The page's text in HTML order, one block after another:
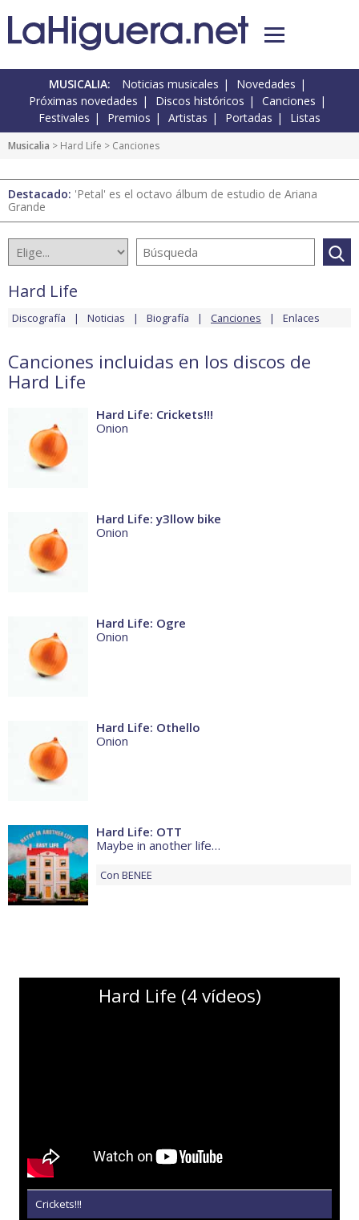
MUSICALIA: Noticias musicales
Novedades
Próximas novedades
Discos históricos
Canciones
Festivales
Premios Artistas Portadas Listas
Musicalia > Hard Life > Canciones
Destacado: 'Petal' es el octavo álbum de estudio de Ariana
Grande
Hard Life
Discografía Noticias Biografía Canciones Enlaces
Canciones incluidas en los discos de
Hard Life
Hard Life: Crickets!!!
Onion
Hard Life: y3llow bike
Onion
Hard Life: Ogre
Onion
Hard Life: Othello
Onion
Hard Life: OTT
Maybe in another life…
Con BENEE
Hard Life (4 vídeos)
Crickets!!!